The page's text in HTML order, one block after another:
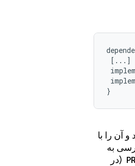
[ ... ]
}
و آن را با
به
(در